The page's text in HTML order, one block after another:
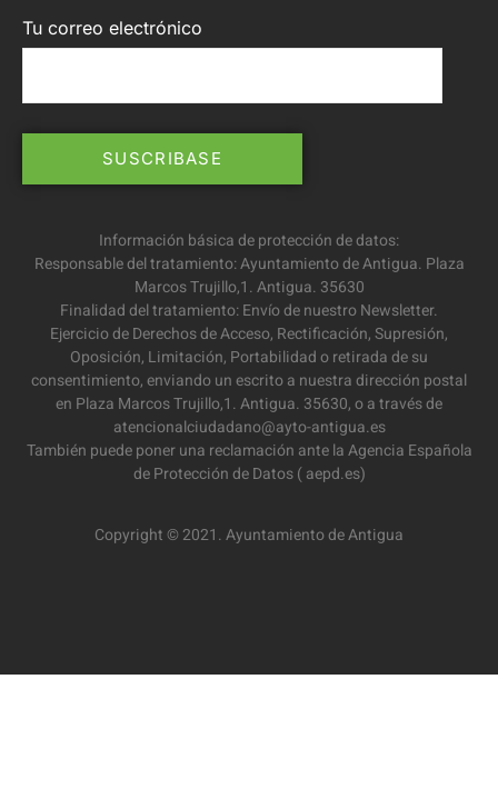
Tu correo electrónico
Información básica de protección de datos:
Responsable del tratamiento: Ayuntamiento de Antigua. Plaza
Marcos Trujillo,1. Antigua. 35630
Finalidad del tratamiento: Envío de nuestro Newsletter.
Ejercicio de Derechos de Acceso, Rectificación, Supresión,
Oposición, Limitación, Portabilidad o retirada de su
consentimiento, enviando un escrito a nuestra dirección postal
en Plaza Marcos Trujillo,1. Antigua. 35630, o a través de
atencionalciudadano@ayto-antigua.es
También puede poner una reclamación ante la Agencia Española
de Protección de Datos ( aepd.es)
Copyright © 2021. Ayuntamiento de Antigua